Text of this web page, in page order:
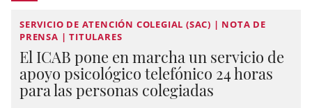
SERVICIO DE ATENCIÓN COLEGIAL (SAC) | NOTA DE
PRENSA | TITULARES
El ICAB pone en marcha un servicio de
apoyo psicológico telefónico 24 horas
para las personas colegiadas